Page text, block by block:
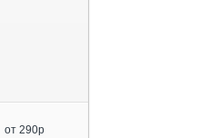
от 290р